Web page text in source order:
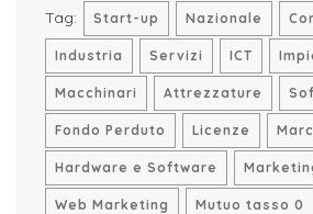
Tag: Start-up Nazionale
Industria Servizi ICT
Macchinari Attrezzature
Fondo Perduto Licenze
Hardware e Software
Web Marketing Mutuo tasso 0